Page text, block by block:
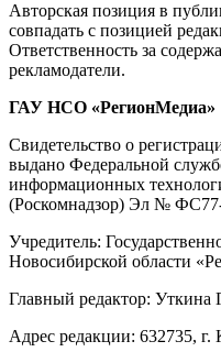
Авторская позиция в
совпадать с позицией
Ответственность за
рекламодатели.
ГАУ НСО «РегионМедиа»
Свидетельство о
выдано Федеральной
информационных
(Роскомнадзор) Эл № ФС77-
Учредитель:
Новосибирской области
Главный редактор: Уткина
Адрес редакции: 632735, г.